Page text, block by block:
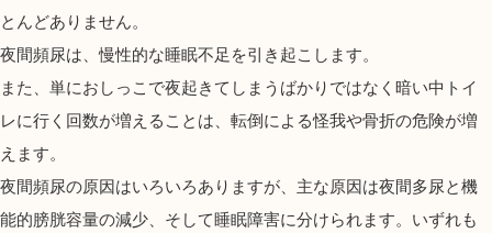
とんどありません。
夜間頻尿は、慢性的な睡眠不足を引き起こします。
また、単におしっこで夜起きてしまうばかりではなく暗い中トイ
レに行く回数が増えることは、転倒による怪我や骨折の危険が増
えます。
夜間頻尿の原因はいろいろありますが、主な原因は夜間多尿と機
能的膀胱容量の減少、そして睡眠障害に分けられます。いずれも